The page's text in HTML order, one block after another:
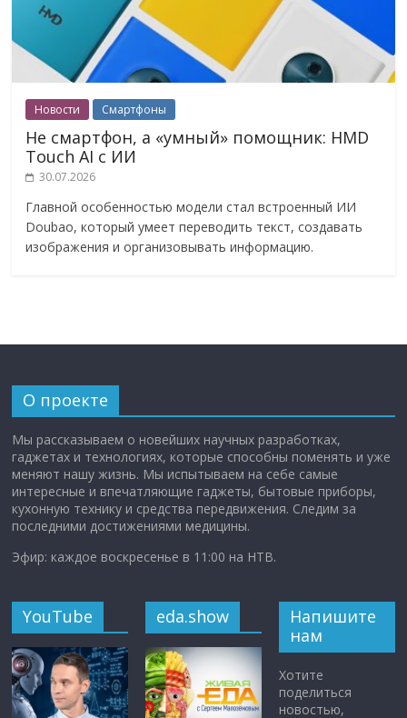
Новости Смартфоны
Не смартфон, а «умный» помощник: HMD
Touch AI с ИИ
30.07.2026
Главной особенностью модели стал встроенный ИИ
Doubao, который умеет переводить текст, создавать
изображения и организовывать информацию.
О проекте
Мы рассказываем о новейших научных разработках,
гаджетах и технологиях, которые способны поменять и уже
меняют нашу жизнь. Мы испытываем на себе самые
интересные и впечатляющие гаджеты, бытовые приборы,
кухонную технику и средства передвижения. Следим за
последними достижениями медицины.
Эфир: каждое воскресенье в 11:00 на НТВ.
YouTube eda.show
Напишите
нам
Хотите
поделиться
новостью,